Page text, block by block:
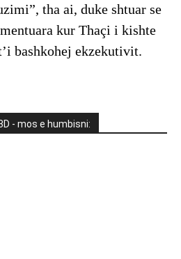
tha ai, duke shtuar se
kur Thaçi i kishte
bashkohej ekzekutivit.
- mos e humbisni: